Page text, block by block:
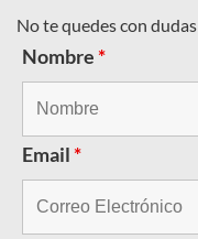
No te quedes con dudas
Nombre *
Email *